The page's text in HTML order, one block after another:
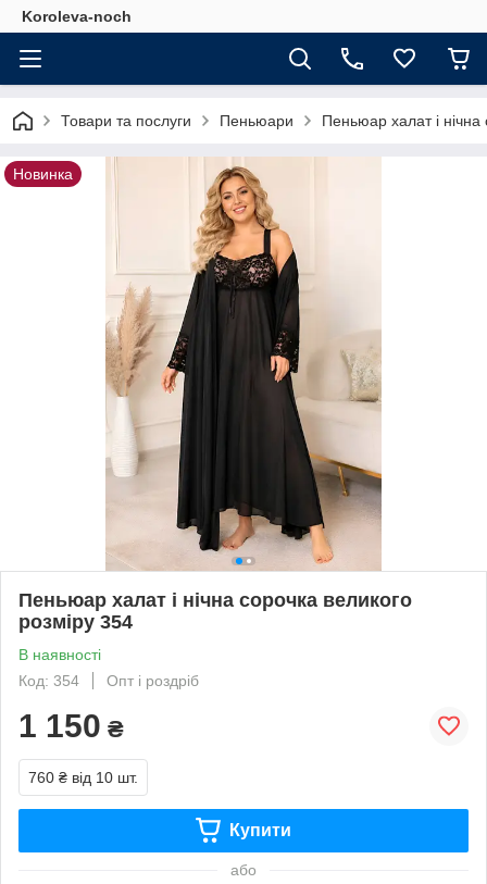
Koroleva-noch
Товари та послуги Пеньюари Пеньюар халат і нічна
Новинка
Пеньюар халат і нічна сорочка великого
розміру 354
В наявності
Код: 354
Опт і роздріб
1 150 ₴
760 ₴ від 10 шт.
Купити
або